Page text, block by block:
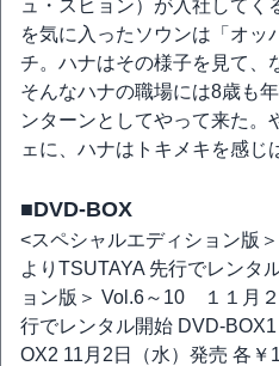
ュ・スヒョン）が入社してく
を気に入ったソウンは「オッ
チ。ハナはその様子を見て、
そんなハナの職場には8歳も
ンターンとしてやって来た。
ェに、ハナはトキメキを感
■DVD-BOX
<スペシャルエディション版
よりTSUTAYA 先行でレンタ
ョン版＞ Vol.6～10 １１月
行でレンタル開始 DVD-
OX2 11月2日（水）発売 各￥